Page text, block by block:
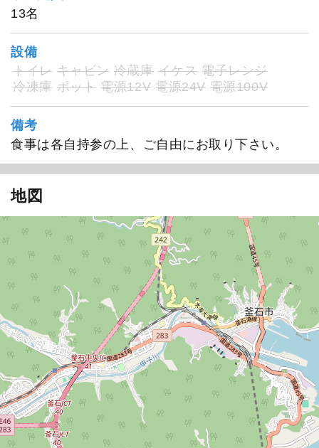
13名
設備
トイレ キャビン 冷蔵庫 イケス 電子レンジ
冷凍庫 ポット 電源12V 電源24V 電源100V
備考
食事は各自持参の上、ご自由にお取り下さい。
地図